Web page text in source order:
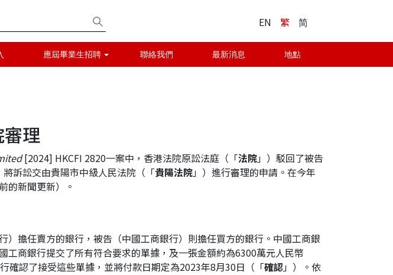
EN 繁 简
應屆畢業生招聘 聯絡我們 最新消息 地點
理
[2024] HKCFI 2820一案中，香港法院原訟法庭（「法院」）駁回了被告
訴訟交由貴陽市中級人民法院（「貴陽法院」）進行審理的申請。在今年
的新聞更新）。
擔任賣方的銀行，被告（中國工商銀行）則擔任買方的銀行。中國工商銀
工商銀行提交了所有符合要求的單據，及一張金額約為6300萬元人民幣
確認了接受這些單據，並將付款日期定為2023年8月30日（「確認」）。依